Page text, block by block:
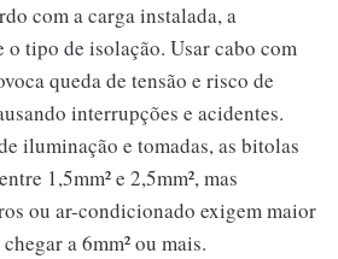
com a carga instalada, a
tipo de isolação. Usar cabo com
queda de tensão e risco de
interrupções e acidentes.
iluminação e tomadas, as bitolas
1,5mm² e 2,5mm², mas
ou ar-condicionado exigem maior
a 6mm² ou mais.